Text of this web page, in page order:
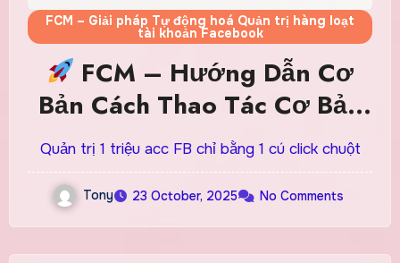
FCM – Giải pháp Tự động hoá Quản trị hàng loạt
tài khoản Facebook
FCM – Hướng Dẫn Cơ
Bản Cách Thao Tác Cơ Bản
Cho Người Mới từ A-Z
Quản trị 1 triệu acc FB chỉ bằng 1 cú click chuột
Tony 23 October, 2025 No Comments